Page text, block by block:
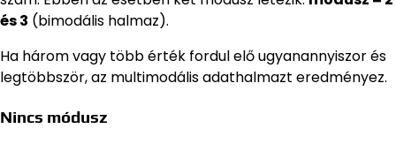
és 3 (bimodális halmaz).
Ha három vagy több érték fordul elő ugyanannyiszor és
legtöbbször, az multimodális adathalmazt eredményez.
Nincs módusz